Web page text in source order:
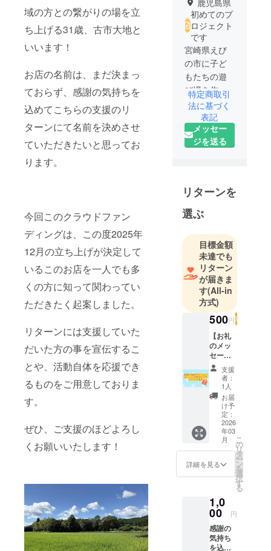
域の方との繋がりの場を立
ち上げる31歳、古市大地と
いいます！
お店の名前は、まだ決まっ
ておらず、感謝の気持ちを
込めてこちらの支援のリ
ターンにて名前を決めさせ
ていただきたいと思ってお
ります。
今回このクラウドファン
ディングは、この度2025年
12月の立ち上げが決定して
いるこのお店を一人でも多
くの方に知って関わってい
ただきたく起案しました。
リターンには支援していた
だいた方の事を宣伝するこ
とや、活動自体を応援でき
るものをご用意しておりま
す。
ぜひ、ご支援のほどよろし
くお願いいたします！
初めてのプ
ロジェクト
です
宮崎県えび
の市に子ど
もたちの遊
び場を作ろ
うと計画し
ているとこ
ろです。
特定商取引
法に基づく
表記
メッセー
ジを送る
リターンを
選ぶ
目標金額
未達でも
リターン
が届きま
す(All-in
方式)
500円
【お礼
のメッ
セー
ジ】 感
謝の気
持ちを
込め
て、お
礼の
メール
を送ら
せてい
ただき
ます！
支援
者：
1人
お届
け予
定：
2026
年03
月
詳細を見る
こ
の
リ
タ
ー
ン
を
選
択
す
る
1,0
00 円
感謝の
気持ち
を込め